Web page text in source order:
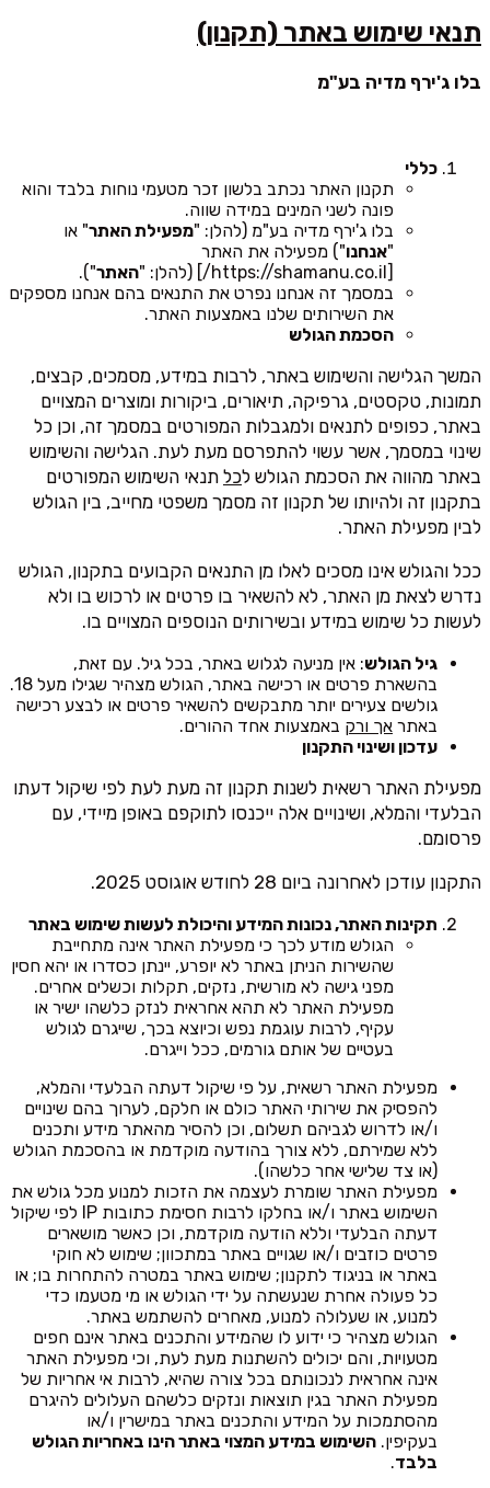
תנאי שימוש באתר (תקנון)
בלו ג'ירף מדיה בע"מ
כללי
תקנון האתר נכתב בלשון זכר מטעמי נוחות בלבד והוא
פונה לשני המינים במידה שווה.
בלו ג'ירף מדיה בע"מ (להלן: "מפעילת האתר" או
"אנחנו") מפעילה את האתר
[https://shamanu.co.il/] (להלן: "
האתר").
במסמך זה אנחנו נפרט את התנאים בהם אנחנו מספקים
את השירותים שלנו באמצעות האתר.
הסכמת הגולש
המשך הגלישה והשימוש באתר, לרבות במידע, מסמכים, קבצים,
תמונות, טקסטים, גרפיקה, תיאורים, ביקורות ומוצרים המצויים
באתר, כפופים לתנאים ולמגבלות המפורטים במסמך זה, וכן כל
שינוי במסמך, אשר עשוי להתפרסם מעת לעת. הגלישה והשימוש
באתר מהווה את הסכמת הגולש לכל תנאי השימוש המפורטים
בתקנון זה ולהיותו של תקנון זה מסמך משפטי מחייב, בין הגולש
לבין מפעילת האתר.
ככל והגולש אינו מסכים לאלו מן התנאים הקבועים בתקנון, הגולש
נדרש לצאת מן האתר, לא להשאיר בו פרטים או לרכוש בו ולא
לעשות כל שימוש במידע ובשירותים הנוספים המצויים בו.
גיל הגולש: אין מניעה לגלוש באתר, בכל גיל. עם זאת,
בהשארת פרטים או רכישה באתר, הגולש מצהיר שגילו מעל 18.
גולשים צעירים יותר מתבקשים להשאיר פרטים או לבצע רכישה
באתר אך ורק באמצעות אחד ההורים.
עדכון ושינוי התקנון
מפעילת האתר רשאית לשנות תקנון זה מעת לעת לפי שיקול דעתו
הבלעדי והמלא, ושינויים אלה ייכנסו לתוקפם באופן מיידי, עם
פרסומם.
התקנון עודכן לאחרונה ביום 28 לחודש אוגוסט 2025.
תקינות האתר, נכונות המידע והיכולת לעשות שימוש באתר
הגולש מודע לכך כי מפעילת האתר אינה מתחייבת
שהשירות הניתן באתר לא יופרע, יינתן כסדרו או יהא חסין
מפני גישה לא מורשית, נזקים, תקלות וכשלים אחרים.
מפעילת האתר לא תהא אחראית לנזק כלשהו ישיר או
עקיף, לרבות עוגמת נפש וכיוצא בכך, שייגרם לגולש
בעטיים של אותם גורמים, ככל וייגרם.
מפעילת האתר רשאית, על פי שיקול דעתה הבלעדי והמלא,
להפסיק את שירותי האתר כולם או חלקם, לערוך בהם שינויים
ו/או לדרוש לגביהם תשלום, וכן להסיר מהאתר מידע ותכנים
ללא שמירתם, ללא צורך בהודעה מוקדמת או בהסכמת הגולש
(או צד שלישי אחר כלשהו).
מפעילת האתר שומרת לעצמה את הזכות למנוע מכל גולש את
השימוש באתר ו/או בחלקו לרבות חסימת כתובות IP לפי שיקול
דעתה הבלעדי וללא הודעה מוקדמת, וכן כאשר מושארים
פרטים כוזבים ו/או שגויים באתר במתכוון; שימוש לא חוקי
באתר או בניגוד לתקנון; שימוש באתר במטרה להתחרות בו; או
כל פעולה אחרת שנעשתה על ידי הגולש או מי מטעמו כדי
למנוע, או שעלולה למנוע, מאחרים להשתמש באתר.
הגולש מצהיר כי ידוע לו שהמידע והתכנים באתר אינם חפים
מטעויות, והם יכולים להשתנות מעת לעת, וכי מפעילת האתר
אינה אחראית לנכונותם בכל צורה שהיא, לרבות אי אחריות של
מפעילת האתר בגין תוצאות ונזקים כלשהם העלולים להיגרם
מהסתמכות על המידע והתכנים באתר במישרין ו/או
בעקיפין. השימוש במידע המצוי באתר הינו באחריות הגולש
בלבד.